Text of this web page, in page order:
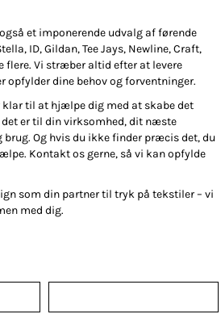
et imponerende udvalg af førende
ID, Gildan, Tee Jays, Newline, Craft,
flere. Vi stræber altid efter at levere
opfylder dine behov og forventninger.
klar til at hjælpe dig med at skabe det
er til din virksomhed, dit næste
Og hvis du ikke finder præcis det, du
Kontakt os gerne, så vi kan opfylde
som din partner til tryk på tekstiler – vi
med dig.